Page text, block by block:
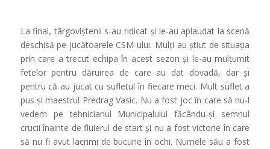
La final, târgoviștenii s-au ridicat și le-au aplaudat la scenă
deschisă pe jucătoarele CSM-ului. Mulți au știut de situația
prin care a trecut echipa în acest sezon și le-au mulțumit
fetelor pentru dăruirea de care au dat dovadă, dar și
pentru că au jucat cu sufletul în fiecare meci. Mult suflet a
pus și maestrul Predrag Vasic. Nu a fost joc în care să nu-l
vedem pe tehnicianul Municipalului făcându-și semnul
crucii înainte de fluierul de start și nu a fost victorie în care
să nu fi avut lacrimi de bucurie în ochi. Numele său a fost